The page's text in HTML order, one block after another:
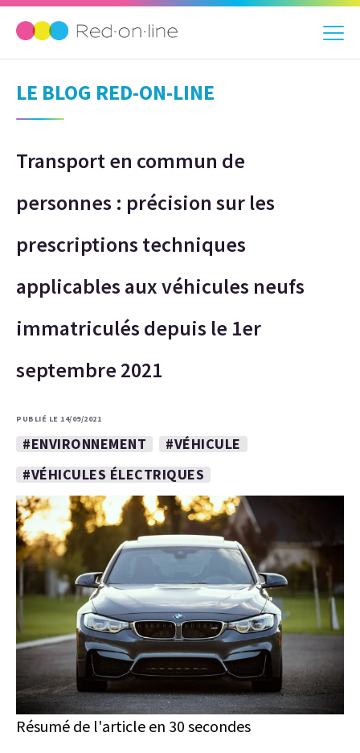
LE BLOG RED-ON-LINE
Transport en commun de
personnes : précision sur les
prescriptions techniques
applicables aux véhicules neufs
immatriculés depuis le 1er
septembre 2021
PUBLIÉ LE 14/09/2021
#ENVIRONNEMENT
#VÉHICULE
#VÉHICULES ÉLECTRIQUES
Résumé de l'article en 30 secondes